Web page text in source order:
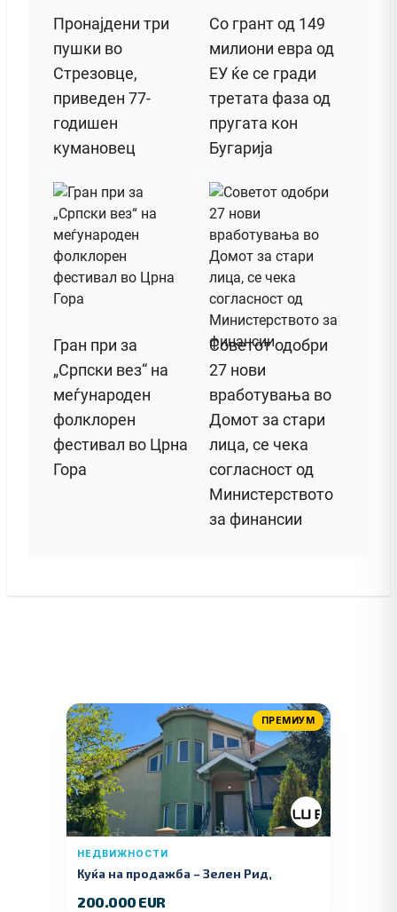
Пронајдени три
пушки во
Стрезовце,
приведен 77-
годишен
кумановец
Со грант од 149
милиони евра од
ЕУ ќе се гради
третата фаза од
пругата кон
Бугарија
Гран при за
„Српски вез“ на
меѓународен
фолклорен
фестивал во Црна
Гора
Советот одобри
27 нови
вработувања во
Домот за стари
лица, се чека
согласност од
Министерството
за финансии
ПРЕМИУМ
НЕДВИЖНОСТИ
Куќа на продажба – Зелeн Рид,
200.000 EUR